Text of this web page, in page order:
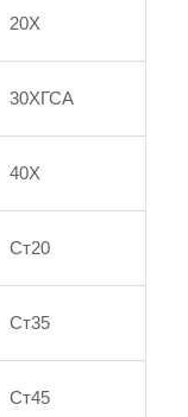
20Х
30ХГСА
40Х
Ст20
Ст35
Ст45